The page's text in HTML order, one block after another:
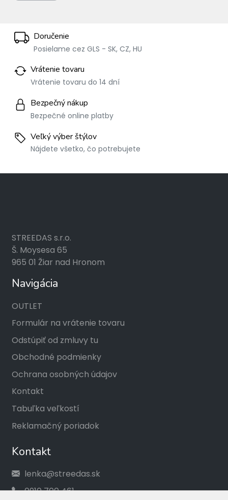
Doručenie
Posielame cez GLS - SK, CZ, HU
Vrátenie tovaru
Vrátenie tovaru do 14 dní
Bezpečný nákup
Bezpečné online platby
Veľký výber štýlov
Nájdete všetko, čo potrebujete
STREEDAS s.r.o.
Š. Moysesa 65
965 01 Žiar nad Hronom
Navigácia
OUTLET
Formulár na vrátenie tovaru
Odstúpiť od zmluvy tu
Obchodné podmienky
Ochrana osobných údajov
Kontakt
Tabuľka veľkostí
Reklamačný poriadok
Kontakt
lenka@streedas.sk
0910 700 461